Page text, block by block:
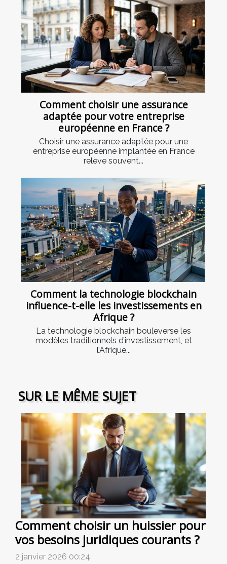
Comment choisir une assurance
adaptée pour votre entreprise
européenne en France ?
Choisir une assurance adaptée pour une
entreprise européenne implantée en France
relève souvent...
Comment la technologie blockchain
influence-t-elle les investissements en
Afrique ?
La technologie blockchain bouleverse les
modèles traditionnels d’investissement, et
l’Afrique...
SUR LE MÊME SUJET
Comment choisir un huissier pour
vos besoins juridiques courants ?
2 janvier 2026 00:24